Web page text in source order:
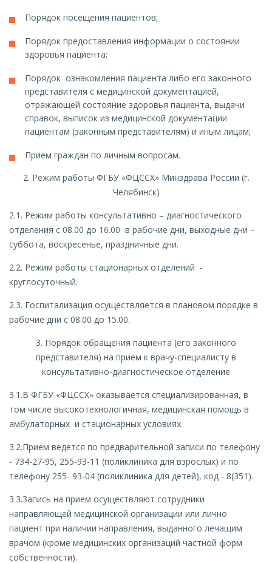
Порядок посещения пациентов;
Порядок предоставления информации о состоянии
здоровья пациента;
Порядок ознакомления пациента либо его законного
представителя с медицинской документацией,
отражающей состояние здоровья пациента, выдачи
справок, выписок из медицинской документации
пациентам (законным представителям) и иным лицам;
Прием граждан по личным вопросам.
2. Режим работы ФГБУ «ФЦССХ» Минздрава России (г.
Челябинск)
2.1. Режим работы консультативно – диагностического
отделения с 08.00 до 16.00 в рабочие дни, выходные дни –
суббота, воскресенье, праздничные дни.
2.2. Режим работы стационарных отделений -
круглосуточный.
2.3. Госпитализация осуществляется в плановом порядке в
рабочие дни с 08.00 до 15.00.
3. Порядок обращения пациента (его законного
представителя) на прием к врачу-специалисту в
консультативно-диагностическое отделение
3.1.В ФГБУ «ФЦССХ» оказывается специализированная, в
том числе высокотехнологичная, медицинская помощь в
амбулаторных и стационарных условиях.
3.2.Прием ведется по предварительной записи по телефону
- 734-27-95, 255-93-11 (поликлиника для взрослых) и по
телефону 255- 93-04 (поликлиника для детей), код - 8(351).
3.3.Запись на прием осуществляют сотрудники
направляющей медицинской организации или лично
пациент при наличии направления, выданного лечащим
врачом (кроме медицинских организаций частной форм
собственности).